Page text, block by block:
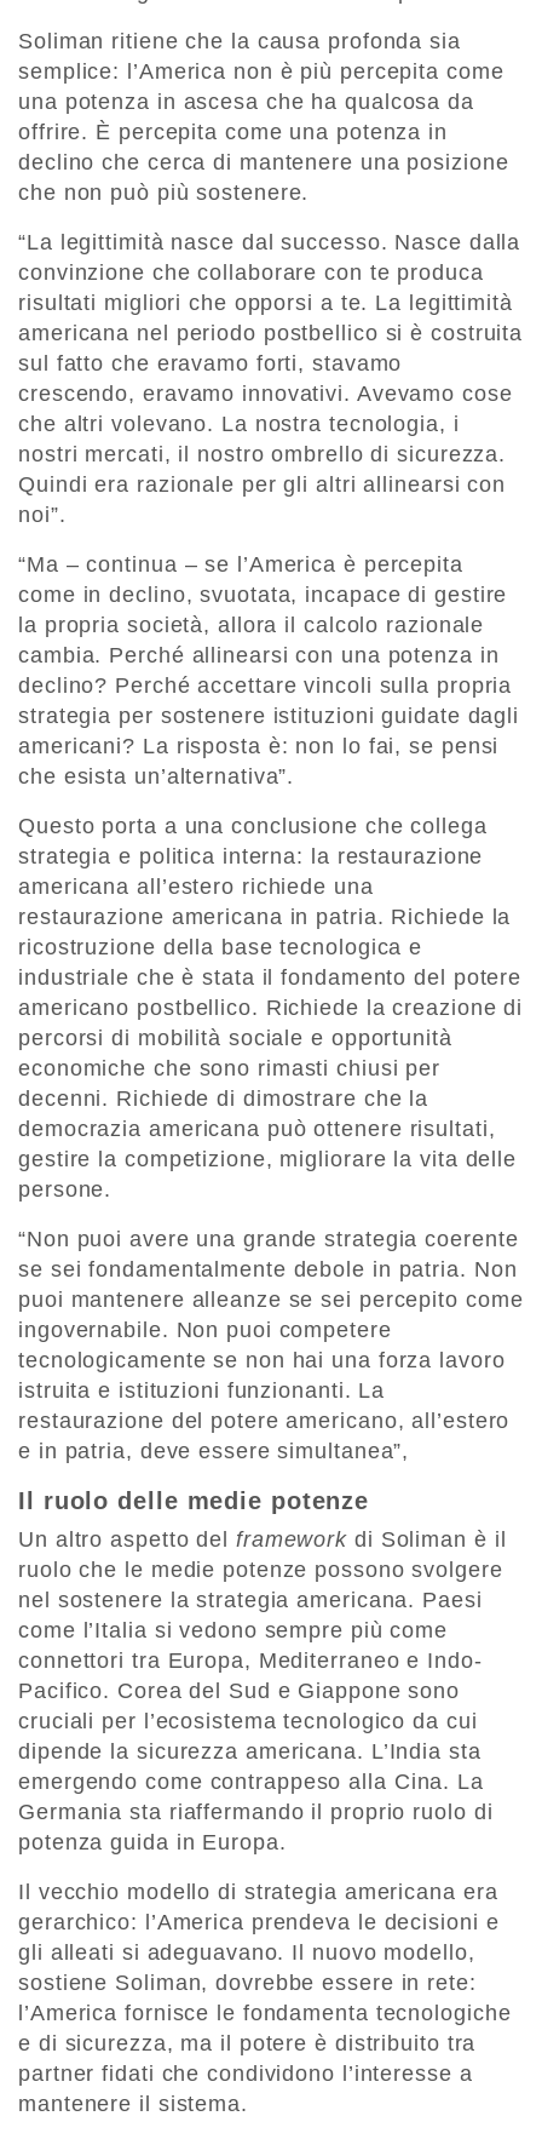
Soliman ritiene che la causa profonda sia
semplice: l’America non è più percepita come
una potenza in ascesa che ha qualcosa da
offrire. È percepita come una potenza in
declino che cerca di mantenere una posizione
che non può più sostenere.
“La legittimità nasce dal successo. Nasce dalla
convinzione che collaborare con te produca
risultati migliori che opporsi a te. La legittimità
americana nel periodo postbellico si è costruita
sul fatto che eravamo forti, stavamo
crescendo, eravamo innovativi. Avevamo cose
che altri volevano. La nostra tecnologia, i
nostri mercati, il nostro ombrello di sicurezza.
Quindi era razionale per gli altri allinearsi con
noi”.
“Ma – continua – se l’America è percepita
come in declino, svuotata, incapace di gestire
la propria società, allora il calcolo razionale
cambia. Perché allinearsi con una potenza in
declino? Perché accettare vincoli sulla propria
strategia per sostenere istituzioni guidate dagli
americani? La risposta è: non lo fai, se pensi
che esista un’alternativa”.
Questo porta a una conclusione che collega
strategia e politica interna: la restaurazione
americana all’estero richiede una
restaurazione americana in patria. Richiede la
ricostruzione della base tecnologica e
industriale che è stata il fondamento del potere
americano postbellico. Richiede la creazione di
percorsi di mobilità sociale e opportunità
economiche che sono rimasti chiusi per
decenni. Richiede di dimostrare che la
democrazia americana può ottenere risultati,
gestire la competizione, migliorare la vita delle
persone.
“Non puoi avere una grande strategia coerente
se sei fondamentalmente debole in patria. Non
puoi mantenere alleanze se sei percepito come
ingovernabile. Non puoi competere
tecnologicamente se non hai una forza lavoro
istruita e istituzioni funzionanti. La
restaurazione del potere americano, all’estero
e in patria, deve essere simultanea”,
Il ruolo delle medie potenze
Un altro aspetto del framework di Soliman è il
ruolo che le medie potenze possono svolgere
nel sostenere la strategia americana. Paesi
come l’Italia si vedono sempre più come
connettori tra Europa, Mediterraneo e Indo-
Pacifico. Corea del Sud e Giappone sono
cruciali per l’ecosistema tecnologico da cui
dipende la sicurezza americana. L’India sta
emergendo come contrappeso alla Cina. La
Germania sta riaffermando il proprio ruolo di
potenza guida in Europa.
Il vecchio modello di strategia americana era
gerarchico: l’America prendeva le decisioni e
gli alleati si adeguavano. Il nuovo modello,
sostiene Soliman, dovrebbe essere in rete:
l’America fornisce le fondamenta tecnologiche
e di sicurezza, ma il potere è distribuito tra
partner fidati che condividono l’interesse a
mantenere il sistema.